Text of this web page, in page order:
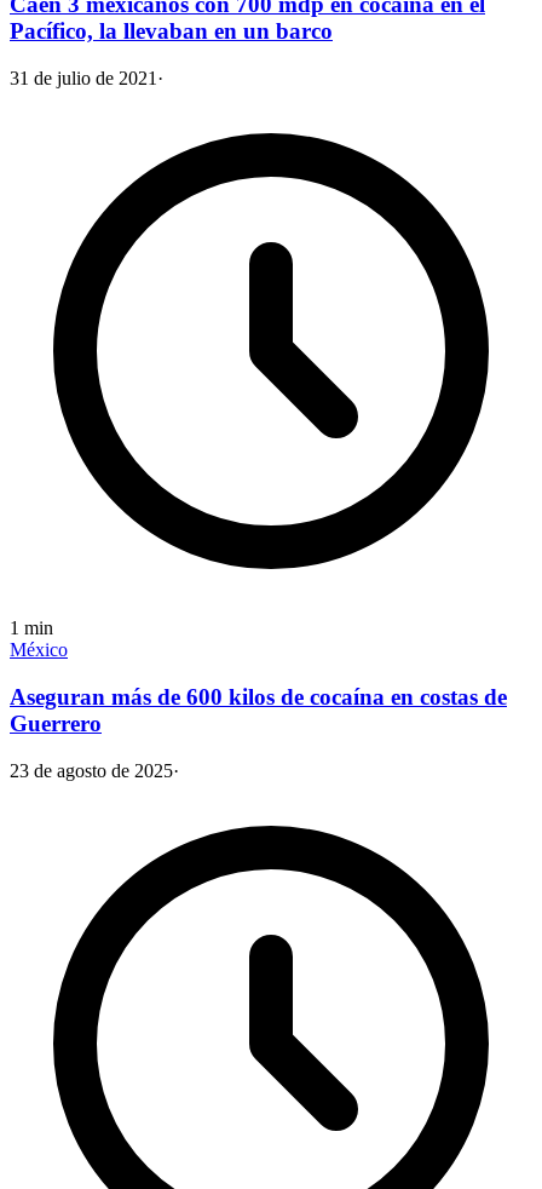
Pacífico, la llevaban en un barco
31 de julio de 2021 ·
1 min
México
Aseguran más de 600 kilos de cocaína en costas de
Guerrero
23 de agosto de 2025·